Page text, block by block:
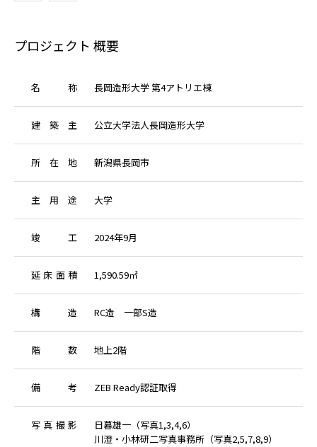
プロジェクト 概要
名 称 長岡造形大学 第4アトリエ棟
建 築 主 公立大学法人⻑岡造形大学
所 在 地 新潟県長岡市
主 用 途 大学
竣 工 2024年9月
延 床 面 積 1,590.59㎡
構 造 RC造 一部S造
階 数 地上2階
備 考 ZEB Ready認証取得
写 真 撮 影
日暮雄一（写真1,3,4,6）
川澄・小林研二写真事務所（写真2,5,7,8,9）